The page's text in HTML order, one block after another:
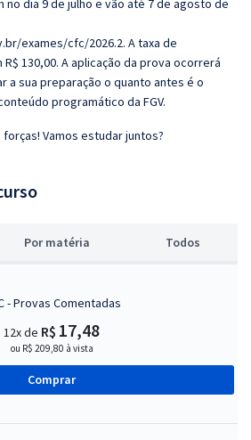
no dia 9 de julho e vão até 7 de agosto de
exames/cfc/2026.2. A taxa de
130,00. A aplicação da prova ocorrerá
a sua preparação o quanto antes é o
programático da FGV.
Vamos estudar juntos?
Por matéria Todos
- Provas Comentadas
12x de R$ 17,48
ou R$ 209,80 à vista
Comprar